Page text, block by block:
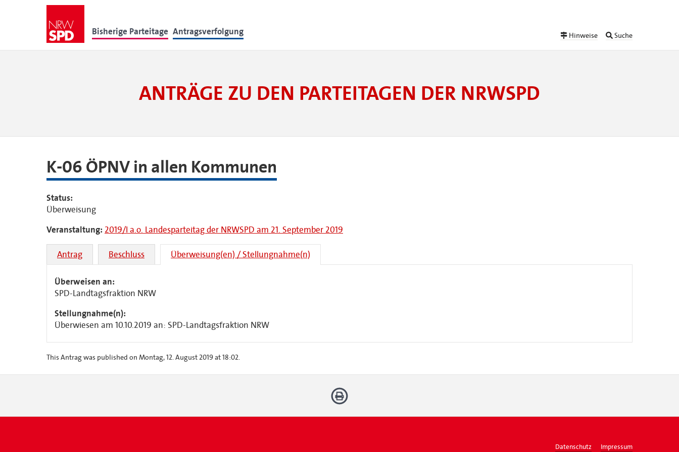
Bisherige Parteitage Antragsverfolgung Hinweise Suche
ANTRÄGE ZU DEN PARTEITAGEN DER NRWSPD
K-06 ÖPNV in allen Kommunen
Status:
Überweisung
Veranstaltung: 2019/I a.o. Landesparteitag der NRWSPD am 21. September 2019
Antrag Beschluss Überweisung(en) / Stellungnahme(n)
Überweisen an:
SPD-Landtagsfraktion NRW
Stellungnahme(n):
Überwiesen am 10.10.2019 an: SPD-Landtagsfraktion NRW
This Antrag was published on Montag, 12. August 2019 at 18:02.
Datenschutz Impressum